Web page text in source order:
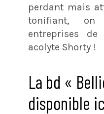
perdant mais
tonifiant,
entreprises de
acolyte Shorty !
La bd «
disponible